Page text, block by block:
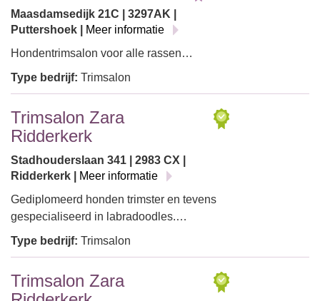
Maasdamsedijk 21C | 3297AK |
Puttershoek |
Meer informatie
Hondentrimsalon voor alle rassen…
Type bedrijf: Trimsalon
Trimsalon Zara
Ridderkerk
Stadhouderslaan 341 | 2983 CX |
Ridderkerk |
Meer informatie
Gediplomeerd honden trimster en tevens
gespecialiseerd in labradoodles.…
Type bedrijf: Trimsalon
Trimsalon Zara